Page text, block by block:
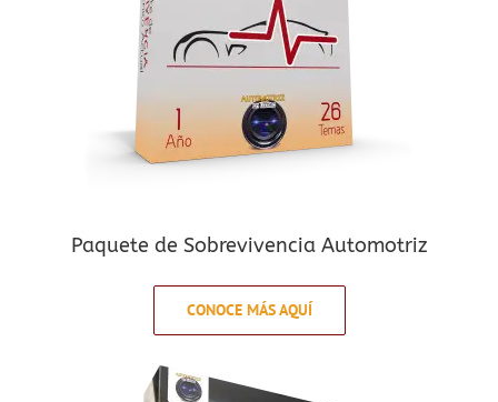
Paquete de Sobrevivencia Automotriz
CONOCE MÁS AQUÍ